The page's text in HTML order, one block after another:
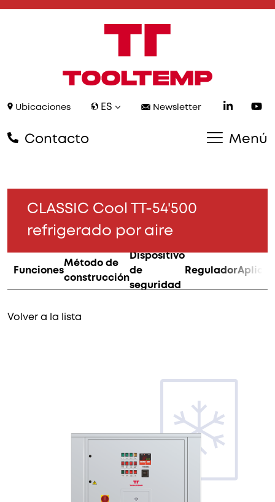
Ubicaciones ES Newsletter
Contacto Menú
CLASSIC Cool TT-54'500
refrigerado por aire
Funciones
Método de
construcción
Dispositivo
de
seguridad
Regulador
Volver a la lista